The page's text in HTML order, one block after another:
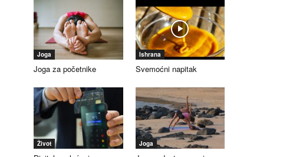
Joga
Joga za početnike
Ishrana
Svemoćni napitak
Život Joga